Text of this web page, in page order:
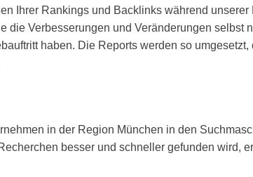
Ihrer Rankings und Backlinks während
die Verbesserungen und Veränderungen selbst
haben. Die Reports werden so
in der Region München in den
besser und schneller gefunden wird,